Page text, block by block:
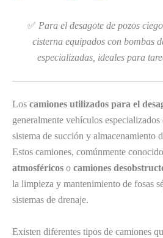
✅ Para el desagote de pozos
cisterna equipados con bombas
especializadas, ideales para
Los camiones utilizados para el
generalmente vehículos
sistema de succión y almacenamiento
Estos camiones, comúnmente
atmosféricos o camiones
la limpieza y mantenimiento de fosas
sistemas de drenaje.
Existen diferentes tipos de camiones